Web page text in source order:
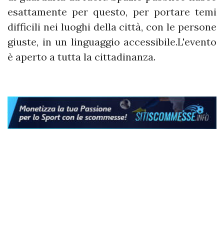
esattamente per questo, per portare temi
difficili nei luoghi della città, con le persone
giuste, in un linguaggio accessibile.L'evento
è aperto a tutta la cittadinanza.